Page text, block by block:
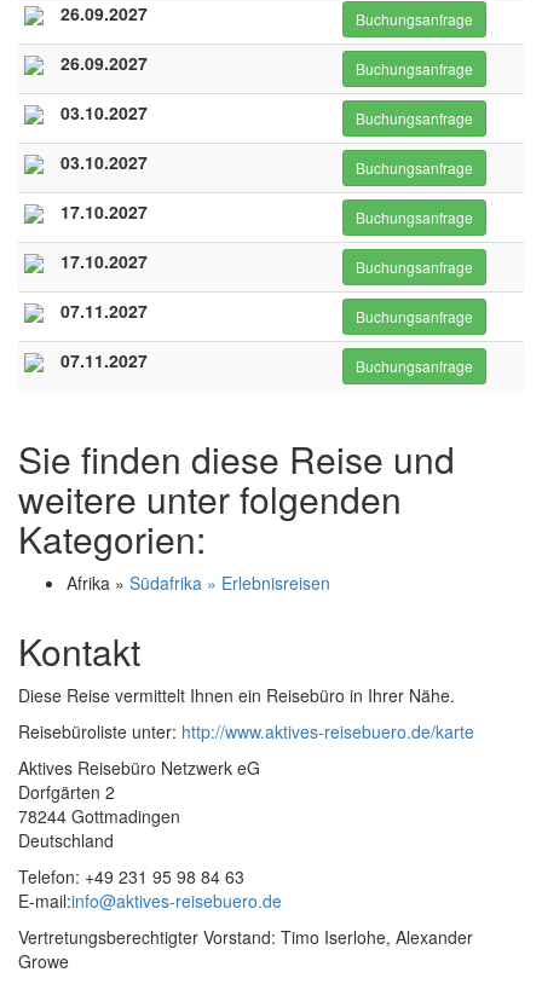
26.09.2027 Buchungsanfrage
26.09.2027 Buchungsanfrage
03.10.2027 Buchungsanfrage
03.10.2027 Buchungsanfrage
17.10.2027 Buchungsanfrage
17.10.2027 Buchungsanfrage
07.11.2027 Buchungsanfrage
07.11.2027 Buchungsanfrage
Sie finden diese Reise und
weitere unter folgenden
Kategorien:
Afrika » Südafrika » Erlebnisreisen
Kontakt
Diese Reise vermittelt Ihnen ein Reisebüro in Ihrer Nähe.
Reisebüroliste unter: http://www.aktives-reisebuero.de/karte
Aktives Reisebüro Netzwerk eG
Dorfgärten 2
78244 Gottmadingen
Deutschland
Telefon: +49 231 95 98 84 63
E-mail:info@aktives-reisebuero.de
Vertretungsberechtigter Vorstand: Timo Iserlohe, Alexander
Growe